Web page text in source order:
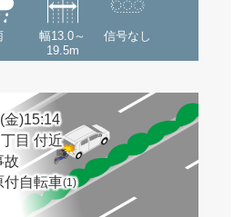
幅13.0～
19.5m
信号なし
金)15:14
目 付近
故
付自転車(1)